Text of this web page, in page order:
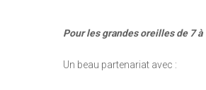
Pour les grandes oreilles de 7
Un beau partenariat avec :